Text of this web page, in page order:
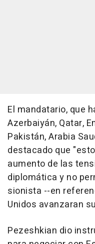
El mandatario, que
Azerbaiyán, Qatar,
Pakistán, Arabia
destacado que
aumento de las
diplomática y no
sionista --en
Unidos avanzaran
Pezeshkian dio